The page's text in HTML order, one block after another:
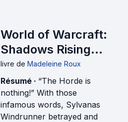
World of Warcraft:
Shadows Rising
(2020)
livre de Madeleine Roux
Résumé · “The Horde is
nothing!” With those
infamous words, Sylvanas
Windrunner betrayed and